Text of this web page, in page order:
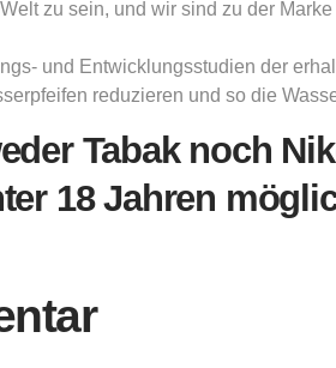
zu sein, und wir sind zu der
und Entwicklungsstudien der
reduzieren und so die
Tabak noch
18 Jahren